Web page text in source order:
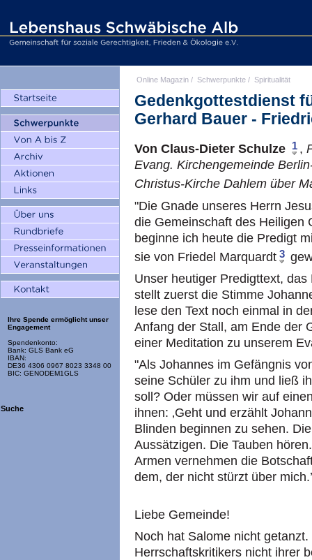
Ihre Spende ermöglicht unser
Engagement
Spendenkonto:
Bank: GLS Bank eG
IBAN:
DE36 4306 0967 8023 3348 00
BIC: GENODEM1GLS
Suche
Online Magazin / Schwerpunkte / Spiritualität
Gedenkgottestdienst
Gerhard Bauer -
Von Claus-Dieter Schulze 1 ,
Evang. Kirchengemeinde
Christus-Kirche Dahlem über
"Die Gnade unseres Herrn
die Gemeinschaft des Heiligen
beginne ich heute die Predigt
sie von Friedel Marquardt 3
Unser heutiger Predigttext,
stellt zuerst die Stimme
lese den Text noch einmal in
Anfang der Stall, am Ende der
einer Meditation zu unserem
"Als Johannes im Gefängnis
seine Schüler zu ihm und ließ
soll? Oder müssen wir auf
ihnen: ‚Geht und erzählt
Blinden beginnen zu sehen.
Aussätzigen. Die Tauben
Armen vernehmen die
dem, der nicht stürzt über
Liebe Gemeinde!
Noch hat Salome nicht
Herrschaftskritikers nicht ihrer